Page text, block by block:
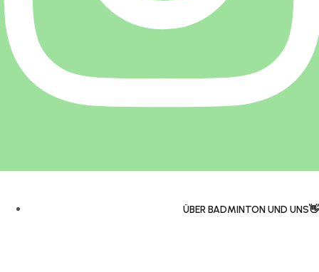
ÜBER BADMINTON UND UNS👋